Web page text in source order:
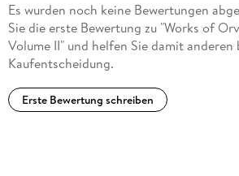
Es wurden noch keine Bewertungen
Sie die erste Bewertung zu "Works of
Volume II" und helfen Sie damit anderen
Kaufentscheidung.
Erste Bewertung schreiben